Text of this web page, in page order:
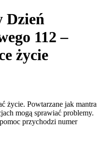
Dzień
112 –
życie
życie. Powtarzane jak mantra
mogą sprawiać problemy.
przychodzi numer